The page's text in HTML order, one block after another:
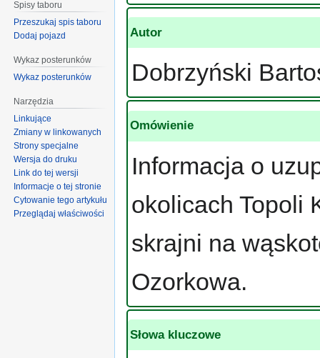
Autor
Dobrzyński
Omówienie
Informacja o
okolicach Topoli
skrajni na
Ozorkowa.
Słowa kluczowe
Spisy taboru
Przeszukaj spis taboru
Dodaj pojazd
Wykaz posterunków
Wykaz posterunków
Narzędzia
Linkujące
Zmiany w linkowanych
Strony specjalne
Wersja do druku
Link do tej wersji
Informacje o tej stronie
Cytowanie tego artykułu
Przeglądaj właściwości